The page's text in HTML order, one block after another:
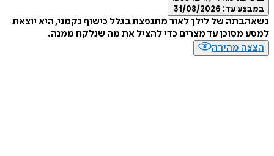
במבצע עד: 31/08/2026
כשאהבתה של לילך לאור מתנפצת בגלל כישוף נקמני, היא יוצאת
למסע מסוכן עד מצרים כדי להציל את מה שנלקח ממנה.
הצצה מהירה